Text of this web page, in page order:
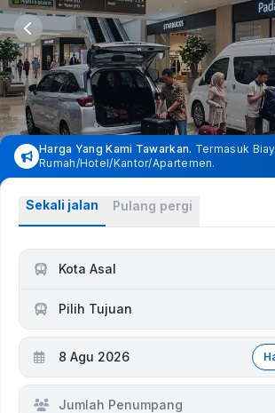
Harga Yang Kami Tawarkan. Termasuk
Rumah/Hotel/Kantor/Apartemen.
Sekali jalan Pulang pergi
Kota Asal
Pilih Tujuan
8 Agu 2026
Jumlah Penumpang